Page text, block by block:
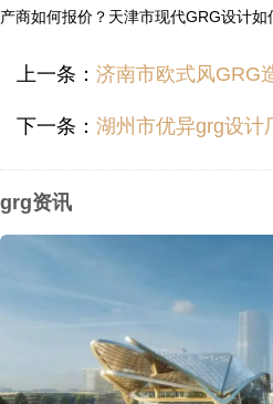
产商如何报价？ 天津市现代GRG设计如
上一条： 济南市欧式风GRG
下一条： 湖州市优异grg设计
grg资讯